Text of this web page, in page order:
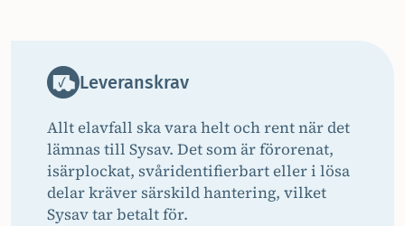
Leveranskrav
Allt elavfall ska vara helt och rent när det
lämnas till Sysav. Det som är förorenat,
isärplockat, svåridentifierbart eller i lösa
delar kräver särskild hantering, vilket
Sysav tar betalt för.